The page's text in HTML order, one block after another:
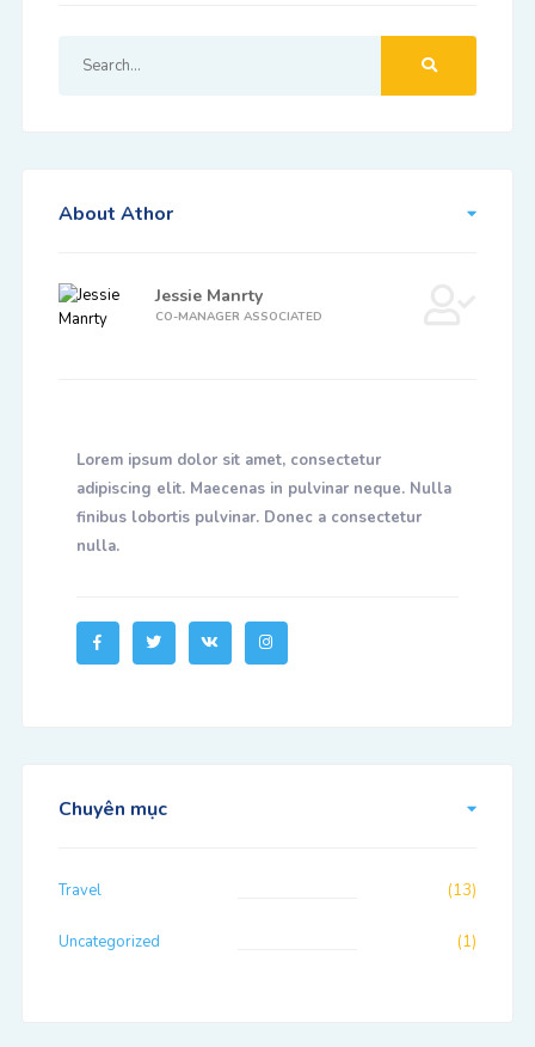
About Athor
Jessie Manrty
CO-MANAGER ASSOCIATED
Lorem ipsum dolor sit amet, consectetur
adipiscing elit. Maecenas in pulvinar neque. Nulla
finibus lobortis pulvinar. Donec a consectetur
nulla.
Chuyên mục
Travel (13)
Uncategorized (1)